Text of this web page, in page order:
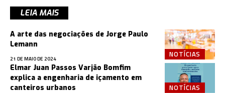
LEIA MAIS
NOTÍCIAS
A arte das negociações de Jorge Paulo
Lemann
21 DE MAIO DE 2024
NOTÍCIAS
Elmar Juan Passos Varjão Bomfim
explica a engenharia de içamento em
canteiros urbanos